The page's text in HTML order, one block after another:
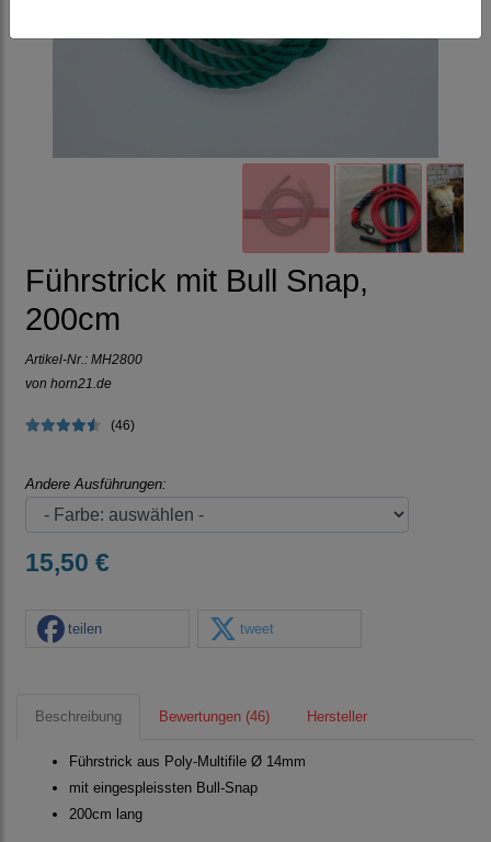
Führstrick mit Bull Snap,
200cm
Artikel-Nr.: MH2800
von horn21.de
(46)
Andere Ausführungen:
15,50 €
teilen tweet
Beschreibung Bewertungen (46) Hersteller
Führstrick aus Poly-Multifile Ø 14mm
mit eingespleissten Bull-Snap
200cm lang